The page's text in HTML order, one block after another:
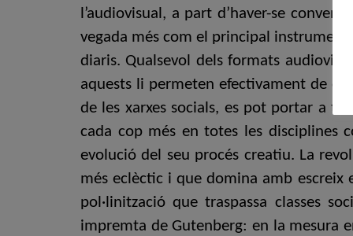
l’audiovisual, a part d’haver-se
vegada més com el principal
diaris. Qualsevol dels formats
aquests li permeten efectivament de
de les xarxes socials, es pot portar a
cada cop més en totes les
evolució del seu procés creatiu. La
més eclèctic i que domina amb
pol·linització que traspassa classes
impremta de Gutenberg: en la mesura